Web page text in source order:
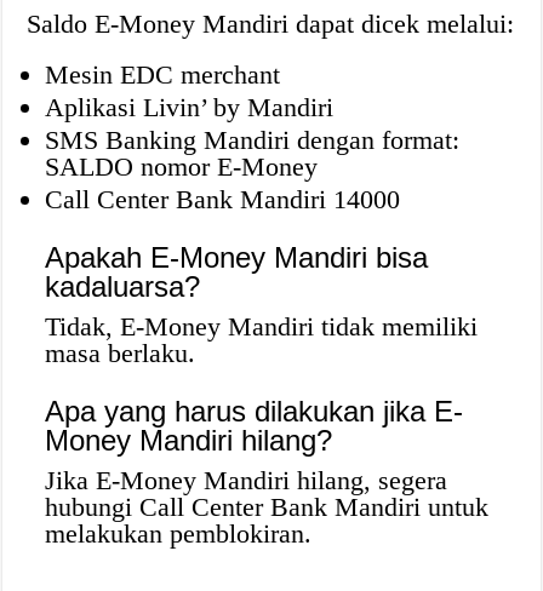
Saldo E-Money Mandiri dapat dicek melalui:
Mesin EDC merchant
Aplikasi Livin’ by Mandiri
SMS Banking Mandiri dengan format:
SALDOnomor E-Money
Call Center Bank Mandiri 14000
Apakah E-Money Mandiri bisa
kadaluarsa?
Tidak, E-Money Mandiri tidak memiliki
masa berlaku.
Apa yang harus dilakukan jika E-
Money Mandiri hilang?
Jika E-Money Mandiri hilang, segera
hubungi Call Center Bank Mandiri untuk
melakukan pemblokiran.